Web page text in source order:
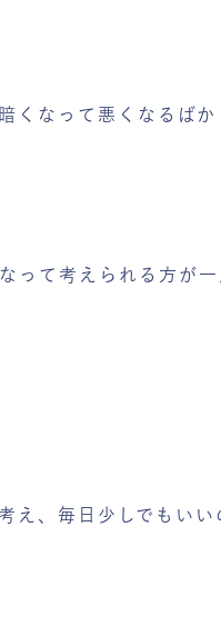
くなって悪くなるばか
って考えられる方が一
え、毎日少しでもい